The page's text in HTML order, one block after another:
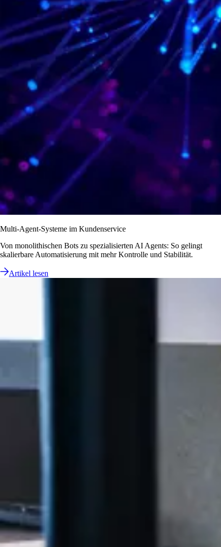
Multi-Agent-Systeme im Kundenservice
Von monolithischen Bots zu spezialisierten AI Agents: So gelingt
skalierbare Automatisierung mit mehr Kontrolle und Stabilität.
Artikel lesen